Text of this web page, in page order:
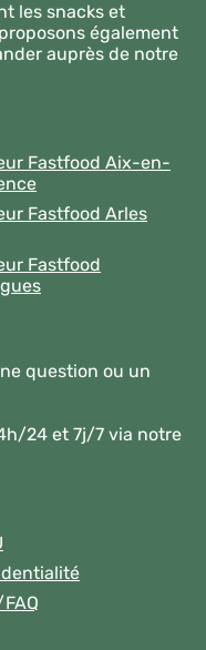
les snacks et
également
auprès de notre
Fastfood Aix-en-
Fastfood Arles
Fastfood
question ou un
24 et 7j/7 via notre